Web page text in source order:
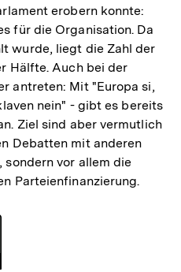
erobern konnte:
für die Organisation. Da
wurde, liegt die Zahl der
Hälfte. Auch bei der
antreten: Mit "Europa si,
nein" - gibt es bereits
Ziel sind aber vermutlich
Debatten mit anderen
vor allem die
Parteienfinanzierung.